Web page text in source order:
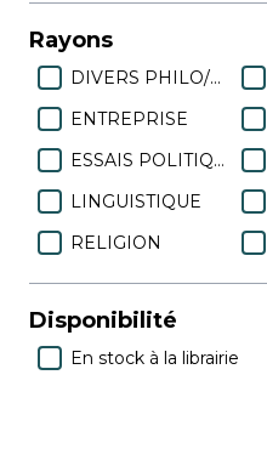
Rayons
DIVERS PHILO/POLITIQUE
ENTREPRISE
ESSAIS POLITIQUES
LINGUISTIQUE
RELIGION
Disponibilité
En stock à la librairie